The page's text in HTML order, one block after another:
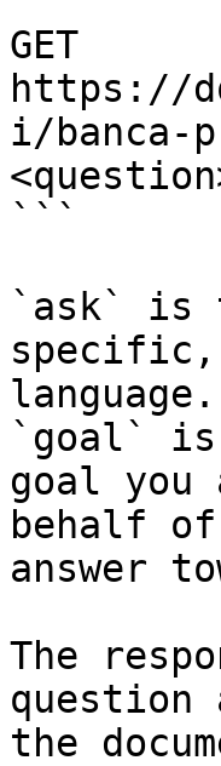
GET
https://
i/banca-
```
`ask` is
language.
`goal` is
goal
behalf
answer
The
question
the